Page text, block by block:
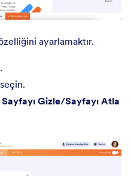
ayarlamaktır.
seçin.
Sayfayı Gizle/Sayfayı Atla